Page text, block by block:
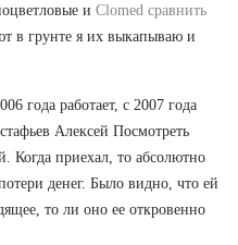
и Clomed сравнить
в грунте я их выкапываю и
года работает, с 2007 года
Алексей Посмотреть
Когда приехал, то абсолютно
денег. Было видно, что ей
то ли оно ее откровенно